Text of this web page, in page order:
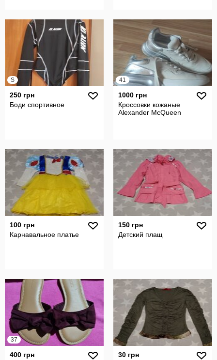
S
250 грн
Боди спортивное
41
1000 грн
Кроссовки кожаные
Alexander McQueen
100 грн
Карнавальное платье
150 грн
Детский плащ
37
400 грн
30 грн